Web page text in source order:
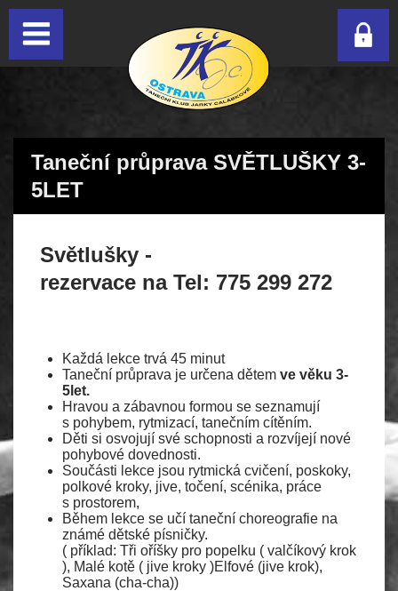
Taneční průprava SVĚTLUŠKY 3-
5LET
Světlušky -
rezervace na Tel: 775 299 272
Každá lekce trvá 45 minut
Taneční průprava je určena dětem ve věku 3-
5let.
Hravou a zábavnou formou se seznamují
s pohybem, rytmizací, tanečním cítěním.
Děti si osvojují své schopnosti a rozvíjejí nové
pohybové dovednosti.
Součásti lekce jsou rytmická cvičení, poskoky,
polkové kroky, jive, točení, scénika, práce
s prostorem,
Během lekce se učí taneční choreografie na
známé dětské písničky.
( příklad: Tři oříšky pro popelku ( valčíkový krok
), Malé kotě ( jive kroky )Elfové (jive krok),
Saxana (cha-cha))